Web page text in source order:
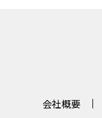
会社概要